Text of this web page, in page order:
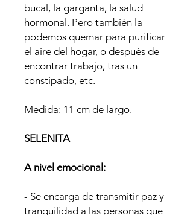
bucal, la garganta, la salud
hormonal. Pero también la
podemos quemar para purificar
el aire del hogar, o después de
encontrar trabajo, tras un
constipado, etc.
Medida: 11 cm de largo.
SELENITA
A nivel emocional:
- Se encarga de transmitir paz y
tranquilidad a las personas que